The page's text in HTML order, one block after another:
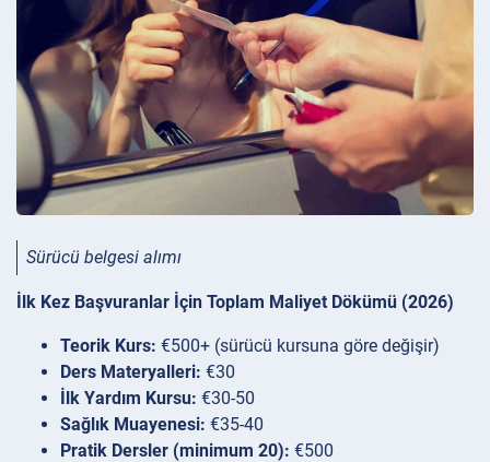
Sürücü belgesi alımı
İlk Kez Başvuranlar İçin Toplam Maliyet Dökümü (2026)
Teorik Kurs: €500+ (sürücü kursuna göre değişir)
Ders Materyalleri: €30
İlk Yardım Kursu: €30-50
Sağlık Muayenesi: €35-40
Pratik Dersler (minimum 20): €500